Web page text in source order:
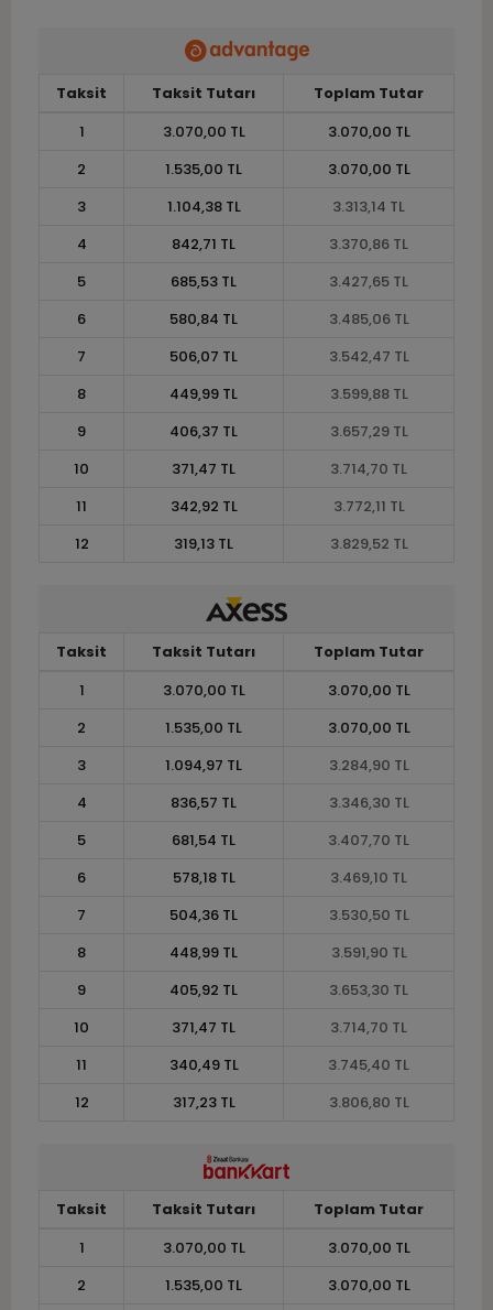
Taksit Taksit Tutarı
Toplam Tutar
1
3.070,00 TL
3.070,00 TL
2
1.535,00 TL
3.070,00 TL
3
1.104,38 TL
3.313,14 TL
4
842,71 TL
3.370,86 TL
5
685,53 TL
3.427,65 TL
6
580,84 TL
3.485,06 TL
7
506,07 TL
3.542,47 TL
8
449,99 TL
3.599,88 TL
9
406,37 TL
3.657,29 TL
10
371,47 TL
3.714,70 TL
11
342,92 TL
3.772,11 TL
12
319,13 TL 3.829,52 TL
Taksit Taksit Tutarı
Toplam Tutar
1
3.070,00 TL
3.070,00 TL
2
1.535,00 TL
3.070,00 TL
3
1.094,97 TL
3.284,90 TL
4
836,57 TL
3.346,30 TL
5
681,54 TL
3.407,70 TL
6
578,18 TL
3.469,10 TL
7
504,36 TL
3.530,50 TL
8
448,99 TL
3.591,90 TL
9
405,92 TL
3.653,30 TL
10
371,47 TL
3.714,70 TL
11
340,49 TL
3.745,40 TL
12
317,23 TL 3.806,80 TL
Taksit Taksit Tutarı
Toplam Tutar
1
3.070,00 TL
3.070,00 TL
2
1.535,00 TL
3.070,00 TL